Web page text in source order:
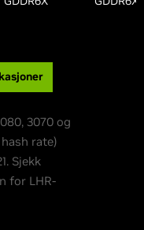
3070 og
rate)
Sjekk
for LHR-